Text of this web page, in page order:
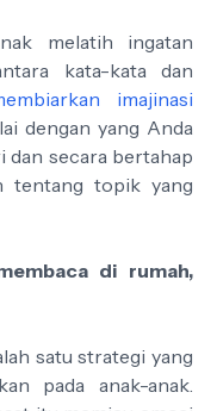
melatih ingatan
kata-kata dan
imajinasi
dengan yang Anda
dan secara bertahap
tentang topik yang
di rumah,
satu strategi yang
pada anak-anak.